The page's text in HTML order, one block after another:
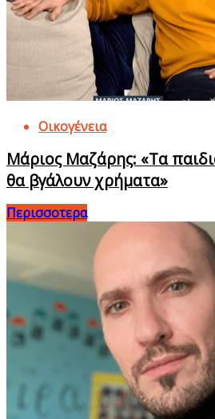
Οικογένεια
Μάριος Μαζάρης: «Τα
θα βγάλουν χρήματα»
Περισσοτερα